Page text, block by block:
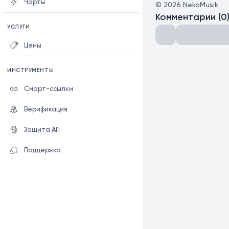
Чарты
УСЛУГИ
Цены
ИНСТРУМЕНТЫ
Смарт-ссылки
Верификация
Защита АП
Поддержка
© 2026 NekoMusik
Комментарии (0)